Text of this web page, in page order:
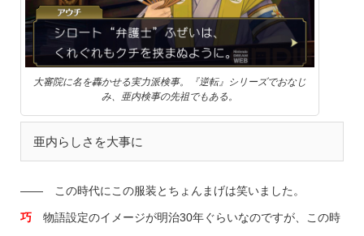
大審院に名を轟かせる実力派検事。『逆転』シリーズでおなじ
み、亜内検事の先祖でもある。
亜内らしさを大事に
—— この時代にこの服装とちょんまげは笑いました。
巧物語設定のイメージが明治30年ぐらいなのですが、この時